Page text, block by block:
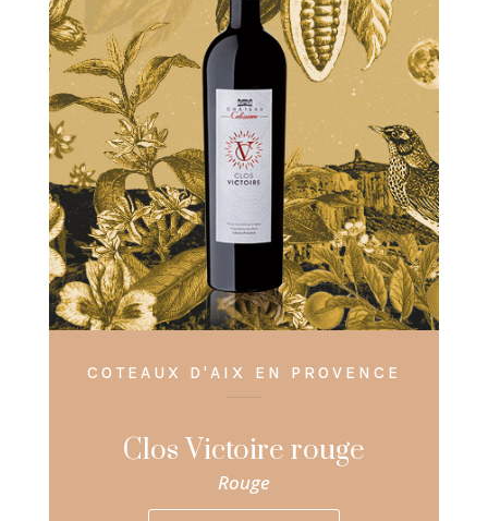
COTEAUX D'AIX EN PROVENCE
Clos Victoire rouge
Rouge